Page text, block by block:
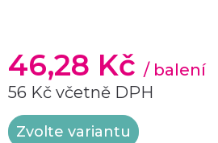
46,28 Kč / balení
56 Kč včetně DPH
Měrná
cena:
Zvolte variantu